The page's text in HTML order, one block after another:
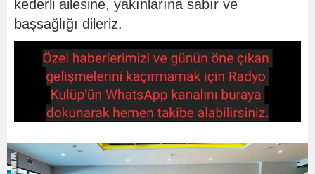
kederli ailesine, yakınlarına sabır ve
başsağlığı dileriz.